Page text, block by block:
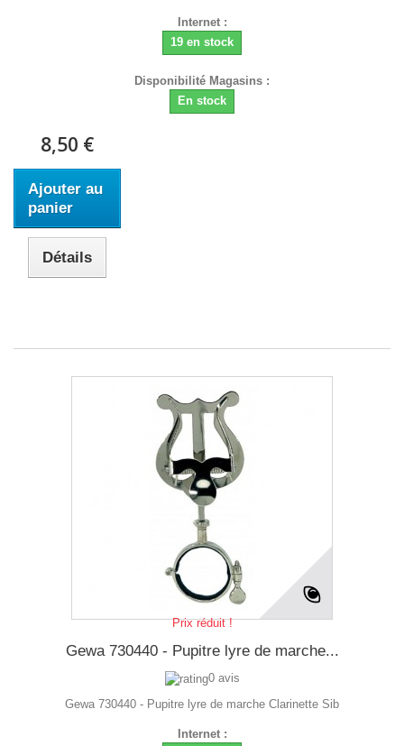
Internet :
19 en stock
Disponibilité Magasins :
En stock
8,50 €
Ajouter au
panier
Détails
Prix réduit !
Gewa 730440 - Pupitre lyre de marche...
0 avis
Gewa 730440 - Pupitre lyre de marche Clarinette Sib
Internet :